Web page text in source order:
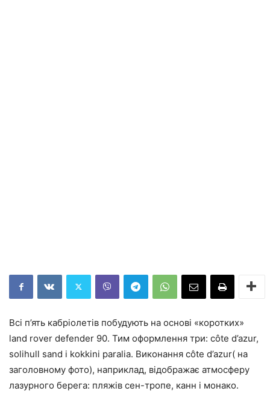
Всі п’ять кабріолетів побудують на основі «коротких»
land rover defender 90. Тим оформлення три: côte d’azur,
solihull sand і kokkini paralia. Виконання côte d’azur( на
заголовному фото), наприклад, відображає атмосферу
лазурного берега: пляжів сен-тропе, канн і монако.